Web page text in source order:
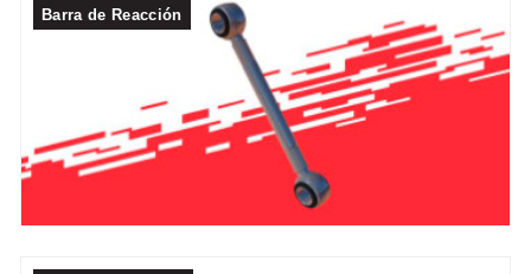
Barra de Reacción